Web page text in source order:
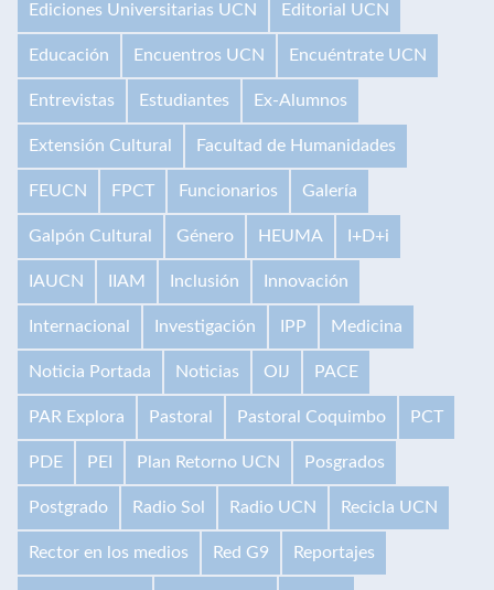
Ediciones Universitarias UCN Editorial UCN
Educación Encuentros UCN Encuéntrate UCN
Entrevistas Estudiantes Ex-Alumnos
Extensión Cultural Facultad de Humanidades
FEUCN FPCT Funcionarios Galería
Galpón Cultural Género HEUMA I+D+i
IAUCN IIAM Inclusión Innovación
Internacional Investigación IPP Medicina
Noticia Portada Noticias OIJ PACE
PAR Explora Pastoral Pastoral Coquimbo PCT
PDE PEI Plan Retorno UCN Posgrados
Postgrado Radio Sol Radio UCN Recicla UCN
Rector en los medios Red G9 Reportajes